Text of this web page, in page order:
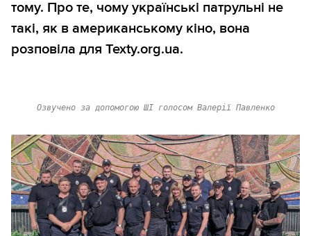
тому. Про те, чому українські патрульні не
такі, як в американському кіно, вона
розповіла для Texty.org.ua.
Озвучено за допомогою ШІ голосом Валерії Павленко